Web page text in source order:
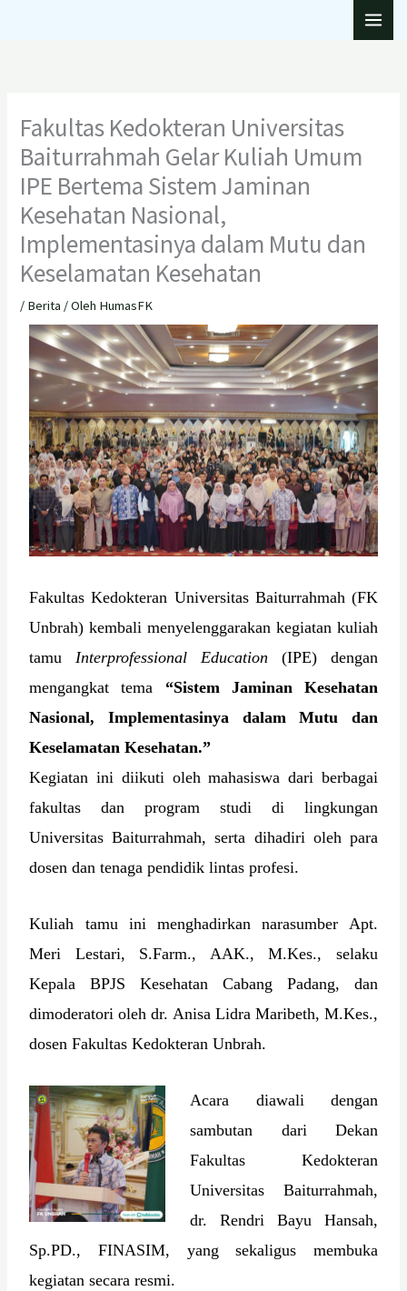
Fakultas Kedokteran Universitas
Baiturrahmah Gelar Kuliah Umum
IPE Bertema Sistem Jaminan
Kesehatan Nasional,
Implementasinya dalam Mutu dan
Keselamatan Kesehatan
/ Berita / Oleh HumasFK
Fakultas Kedokteran Universitas Baiturrahmah (FK
Unbrah) kembali menyelenggarakan kegiatan kuliah
tamuInterprofessional Education (IPE) dengan
mengangkat tema “Sistem Jaminan Kesehatan
Nasional, Implementasinya dalam Mutu dan
Keselamatan Kesehatan.”
Kegiatan ini diikuti oleh mahasiswa dari berbagai
fakultas dan program studi di lingkungan
Universitas Baiturrahmah, serta dihadiri oleh para
dosen dan tenaga pendidik lintas profesi.
Kuliah tamu ini menghadirkan narasumber Apt.
Meri Lestari, S.Farm., AAK., M.Kes., selaku
Kepala BPJS Kesehatan Cabang Padang, dan
dimoderatori oleh dr. Anisa Lidra Maribeth, M.Kes.,
dosen Fakultas Kedokteran Unbrah.
Acara diawali dengan
sambutan dari Dekan
Fakultas Kedokteran
Universitas Baiturrahmah,
dr. Rendri Bayu Hansah,
Sp.PD., FINASIM, yang sekaligus membuka
kegiatan secara resmi.